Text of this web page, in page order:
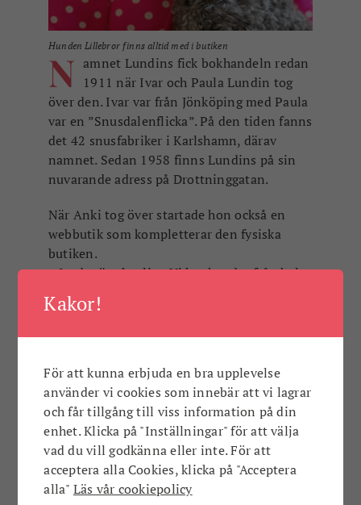
Hunden Lillebror finns alltid med i butiken
N amnet Lundins fick bokhandeln redan
1911 när Ivar och Paula Lundin tog
över den. Ivar var från Jönköping med Paula
var en ”Snusdalenflicka”. På den tiden fanns
det 42 snusfabriker i Karlshamn, därav
namnet. Sedan 1958 finns Lundins på sin
nuvarande adress på Drottninggatan.
När Anki tog över startade hon också en
webbutik som kompletterar den fysiska
butiken.
– Ja, det är så roligt. Vi har kunder från hela
Sverige där men många från Stockholm,
Göteborg och Malmö.
Kakor!
För att kunna erbjuda en bra upplevelse
använder vi cookies som innebär att vi lagrar
och får tillgång till viss information på din
enhet. Klicka på "Inställningar" för att välja
vad du vill godkänna eller inte. För att
acceptera alla Cookies, klicka på "Acceptera
alla" Läs vår cookiepolicy